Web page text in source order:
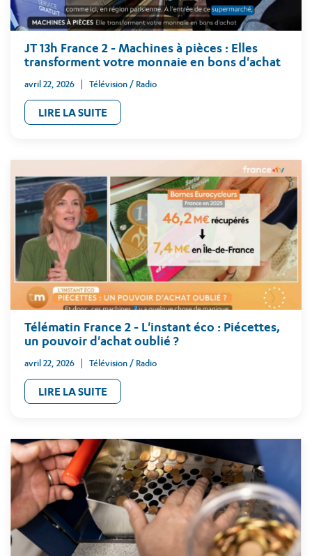
JT 13h France 2 - Machines à pièces : Elles
transforment votre monnaie en bons d'achat
avril 22, 2026 Télévision / Radio
LIRE LA SUITE
Télématin France 2 - L'instant éco : Piécettes,
un pouvoir d'achat oublié ?
avril 22, 2026 Télévision / Radio
LIRE LA SUITE